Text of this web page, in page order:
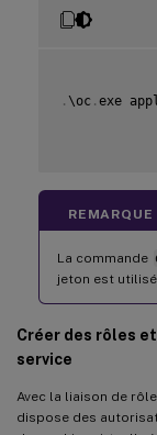
. \oc . exe
REMARQUE
La commande
jeton est
Créer des rôles
service
Avec la liaison de
dispose des